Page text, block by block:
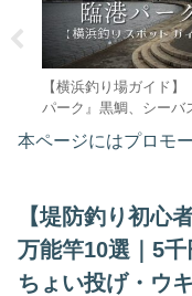
【横浜釣り場ガイド】
パーク』黒鯛、シーバ
ジ、イワシの好実績ポ
ト、釣果情報、アクセ
本ページにはプロモ
【堤防釣り初心
万能竿10選｜5千
ちょい投げ・ウ